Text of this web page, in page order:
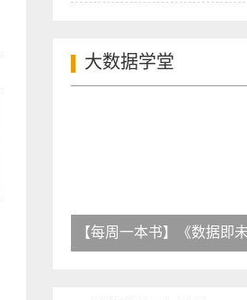
大数据学堂
【每周一本书】《数据